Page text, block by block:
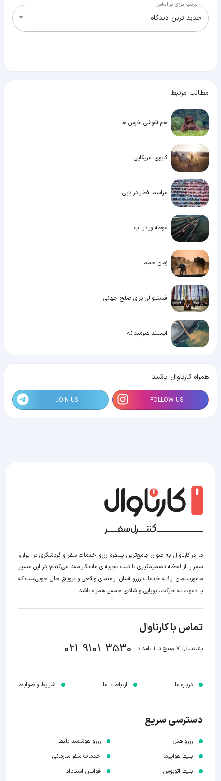
مرتب سازی بر اساس
جدید ترین دیدگاه
مطالب مرتبط
هم آغوشی خرس ها
کابوی آمریکایی
مراسم افطار در دبی
غوطه ور در آب
زمان حمام
فستیوالی برای صلح جهانی
ایسلند هنرمندانه
همراه کارناوال باشید
FOLLOW US
JOIN US
ما در کارناوال به عنوان جامع‌ترین پلتفرم رزرو خدمات سفر و گردشگری در ایران،
سفر را از لحظه‌ تصمیم‌گیری تا ثبت تجربه‌ای ماندگار معنا می‌کنیم؛ در این مسیر‍
ماموریت‌مان اراﺋــﻪ خدمات رزرو آسان، راهنمای واقعی و ترویج حال خوبی‌ست که
با دعوت به حرکت، پویایی و شادی جمعی همراه باشد.
تماس با کارناوال
پشتیبانی 7 صبح تا 1 بامداد: 021 9101 3530
درباره ما ارتباط با ما شرایط و ضوابـط
دسترسی سریع
رزرو هتل
بلیط هواپیما
بلیط اتوبوس
رزرو هوشمند بلیط
خدمات سفر سازمانی
قوانین استرداد